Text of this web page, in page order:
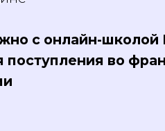
процедура DAP,
с онлайн-